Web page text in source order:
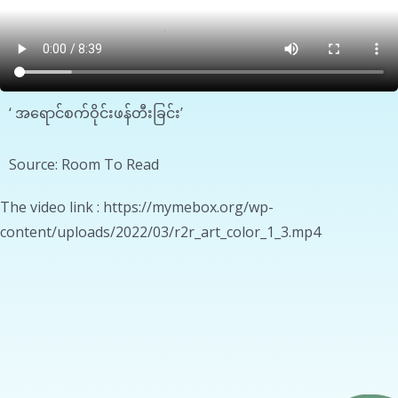
‘ အ​ရောင်စက်ဝိုင်းဖန်တီးခြင်း’
Source: Room To Read
The video link : https://mymebox.org/wp-
content/uploads/2022/03/r2r_art_color_1_3.mp4